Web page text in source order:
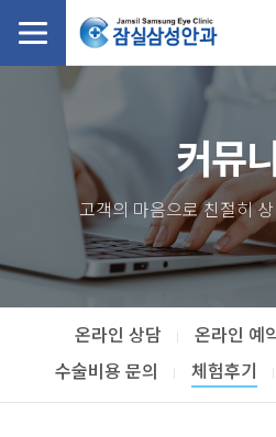
커뮤
고객의 마음으로 친절히
온라인 상담 온라인 예
수술비용 문의
체험후기